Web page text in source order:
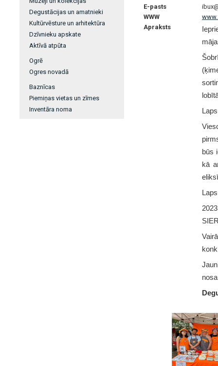
Degustācijas un amatnieki
Kultūrvēsture un arhitektūra
Dzīvnieku apskate
Aktīvā atpūta
Ogrē
Ogres novadā
Baznīcas
Piemiņas vietas un zīmes
Inventāra noma
E-pasts
WWW
Apraksts
būs
kā